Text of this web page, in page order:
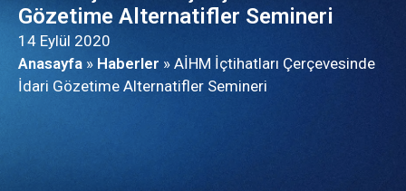
FAALIYETLER
YAYINLAR
HABERLER
Gözetime Alternatifler Semineri
14 Eylül 2020
Anasayfa » Haberler » AİHM İçtihatları Çerçevesinde
İdari Gözetime Alternatifler Semineri